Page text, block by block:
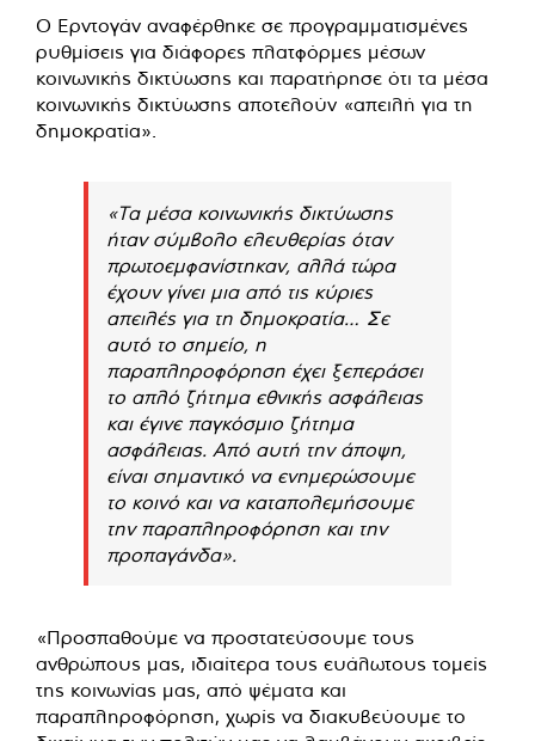
Ο Ερντογάν αναφέρθηκε σε προγραμματισμένες
ρυθμίσεις για διάφορες πλατφόρμες μέσων
κοινωνικής δικτύωσης και παρατήρησε ότι τα μέσα
κοινωνικής δικτύωσης αποτελούν «απειλή για τη
δημοκρατία».
«Τα μέσα κοινωνικής δικτύωσης
ήταν σύμβολο ελευθερίας όταν
πρωτοεμφανίστηκαν, αλλά τώρα
έχουν γίνει μια από τις κύριες
απειλές για τη δημοκρατία… Σε
αυτό το σημείο, η
παραπληροφόρηση έχει ξεπεράσει
το απλό ζήτημα εθνικής ασφάλειας
και έγινε παγκόσμιο ζήτημα
ασφάλειας. Από αυτή την άποψη,
είναι σημαντικό να ενημερώσουμε
το κοινό και να καταπολεμήσουμε
την παραπληροφόρηση και την
προπαγάνδα».
«Προσπαθούμε να προστατεύσουμε τους
ανθρώπους μας, ιδιαίτερα τους ευάλωτους τομείς
της κοινωνίας μας, από ψέματα και
παραπληροφόρηση, χωρίς να διακυβεύουμε το